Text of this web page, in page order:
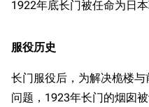
1922年底长门被任命为日本
服役历史
长门服役后，为解决桅楼
问题，1923年长门的烟囱